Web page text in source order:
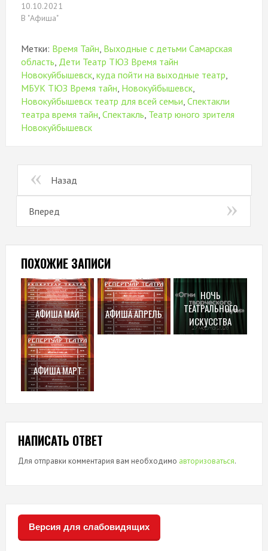
10.10.2021
В "Афиша"
Метки: Время Тайн, Выходные с детьми Самарская
область, Дети Театр ТЮЗ Время тайн
Новокуйбышевск, куда пойти на выходные театр,
МБУК ТЮЗ Время тайн, Новокуйбышевск,
Новокуйбышевск театр для всей семьи, Спектакли
театра время тайн, Спектакль, Театр юного зрителя
Новокуйбышевск
Назад
Вперед
ПОХОЖИЕ ЗАПИСИ
АФИША МАЙ АФИША АПРЕЛЬ
НОЧЬ
ТЕАТРАЛЬНОГО
ИСКУССТВА
АФИША МАРТ
НАПИСАТЬ ОТВЕТ
Для отправки комментария вам необходимо авторизоваться.
Версия для слабовидящих